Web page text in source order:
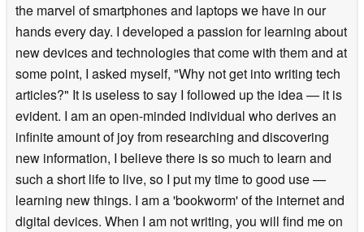
the marvel of smartphones and laptops we have in our
hands every day. I developed a passion for learning about
new devices and technologies that come with them and at
some point, I asked myself, "Why not get into writing tech
articles?" It is useless to say I followed up the idea — it is
evident. I am an open-minded individual who derives an
infinite amount of joy from researching and discovering
new information, I believe there is so much to learn and
such a short life to live, so I put my time to good use —
learning new things. I am a 'bookworm' of the internet and
digital devices. When I am not writing, you will find me on